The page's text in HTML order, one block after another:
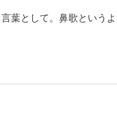
葉として。鼻歌という